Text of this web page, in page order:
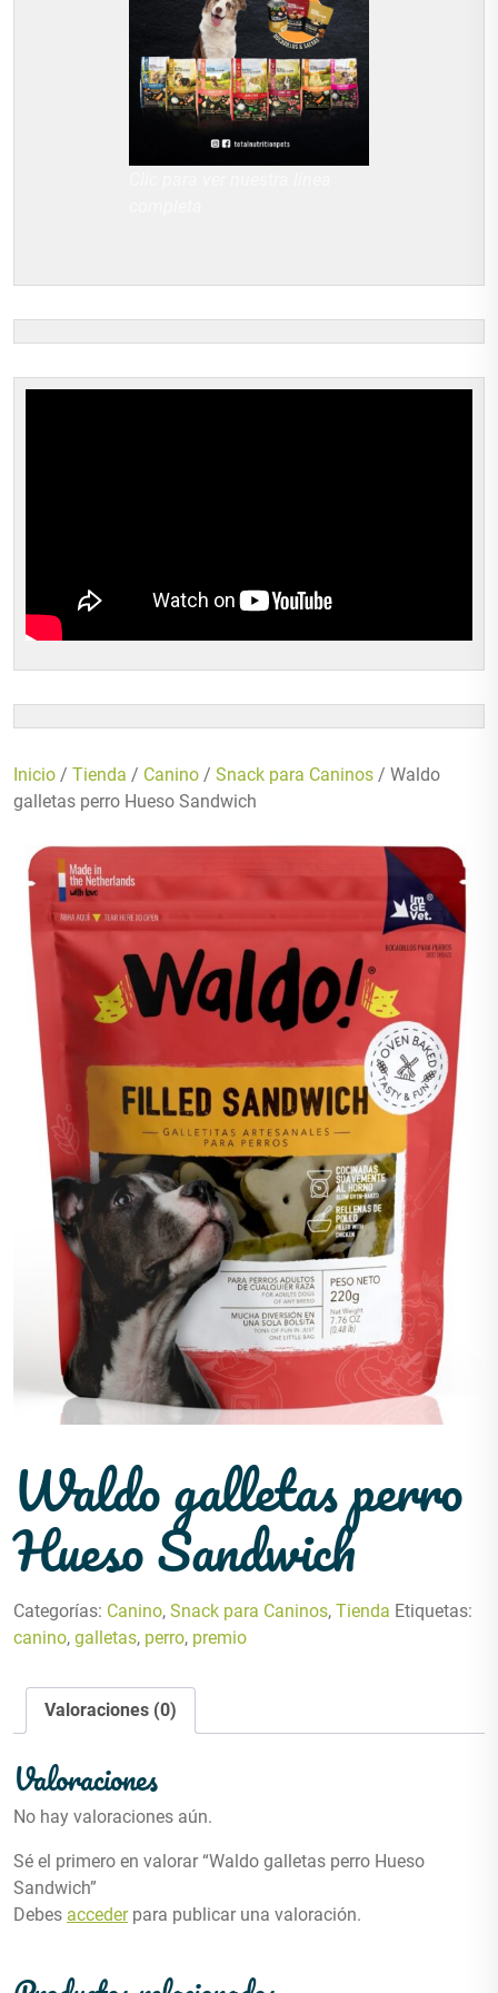
Inicio / Tienda / Canino / Snack para Caninos / Waldo
galletas perro Hueso Sandwich
Waldo galletas perro
Hueso Sandwich
Categorías: Canino, Snack para Caninos, Tienda Etiquetas:
canino, galletas, perro, premio
Valoraciones (0)
Valoraciones
No hay valoraciones aún.
Sé el primero en valorar “Waldo galletas perro Hueso
Sandwich”
Debes accederpara publicar una valoración.